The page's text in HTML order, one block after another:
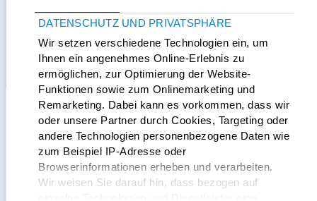
DATENSCHUTZ UND PRIVATSPHÄRE
Wir setzen verschiedene Technologien ein, um
Ihnen ein angenehmes Online-Erlebnis zu
ermöglichen, zur Optimierung der Website-
Funktionen sowie zum Onlinemarketing und
Remarketing. Dabei kann es vorkommen, dass wir
oder unsere Partner durch Cookies, Targeting oder
andere Technologien personenbezogene Daten wie
zum Beispiel IP-Adresse oder
Browserinformationen erheben und verarbeiten.
Wir weisen Sie darauf hin, dass bezogen auf
Berichte & Filmbeiträge